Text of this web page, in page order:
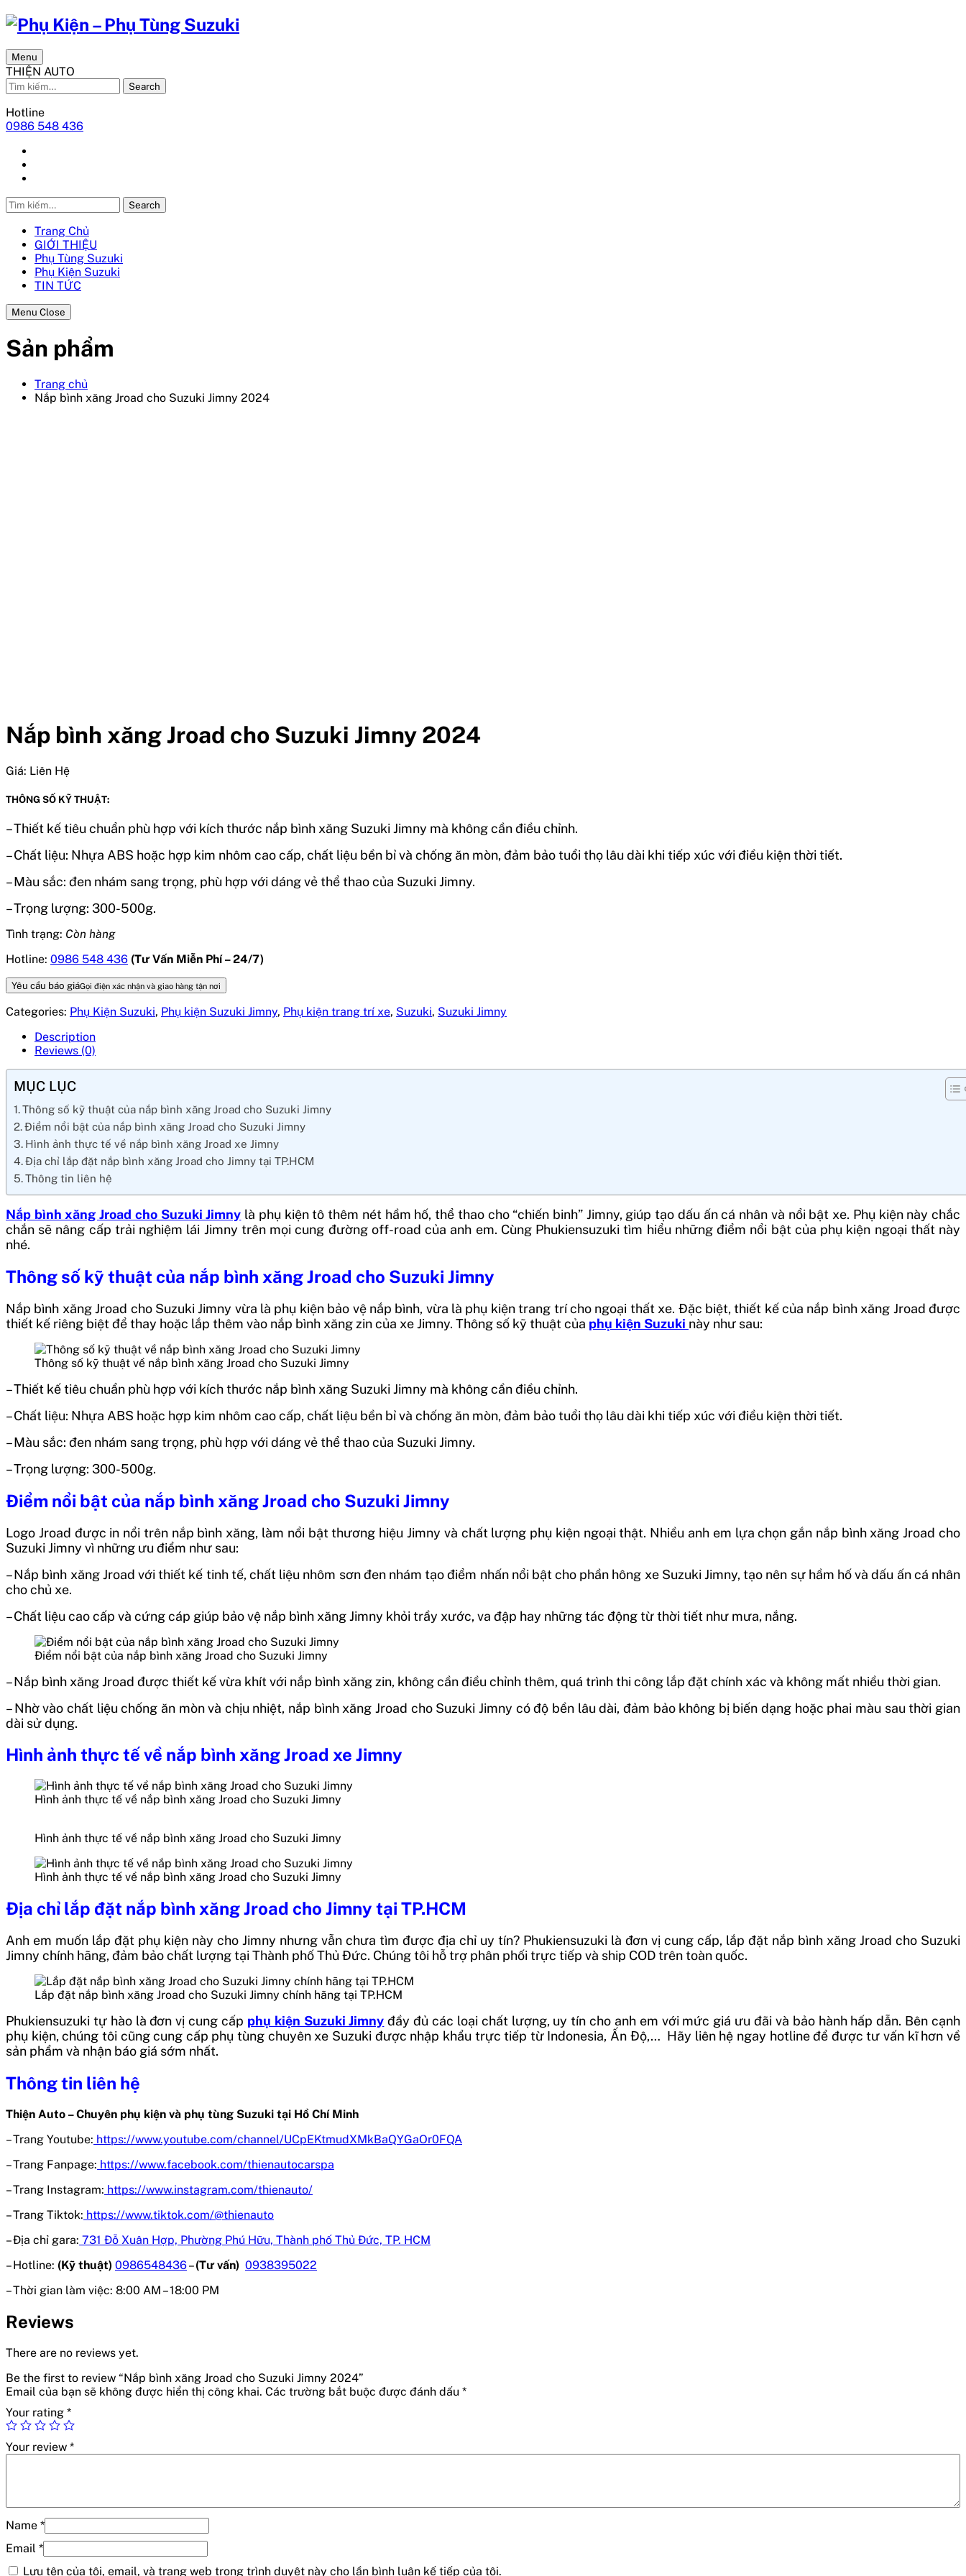
Menu
THIỆN AUTO
Search
Hotline
0986 548 436
Search
Trang Chủ
GIỚI THIỆU
Phụ Tùng Suzuki
Phụ Kiện Suzuki
TIN TỨC
Menu Close
Sản phẩm
Trang chủ
Nắp bình xăng Jroad cho Suzuki Jimny 2024
Nắp bình xăng Jroad cho Suzuki Jimny 2024
Giá: Liên Hệ
THÔNG SỐ KỸ THUẬT:
– Thiết kế tiêu chuẩn phù hợp với kích thước nắp bình xăng Suzuki Jimny mà không cần điều chỉnh.
– Chất liệu: Nhựa ABS hoặc hợp kim nhôm cao cấp, chất liệu bền bỉ và chống ăn mòn, đảm bảo tuổi thọ lâu dài khi tiếp xúc với điều kiện thời tiết.
– Màu sắc: đen nhám sang trọng, phù hợp với dáng vẻ thể thao của Suzuki Jimny.
– Trọng lượng: 300-500g.
Tình trạng: Còn hàng
Hotline: 0986 548 436 (Tư Vấn Miễn Phí – 24/7)
Yêu cầu báo giáGọi điện xác nhận và giao hàng tận nơi
Categories: Phụ Kiện Suzuki, Phụ kiện Suzuki Jimny, Phụ kiện trang trí xe, Suzuki, Suzuki Jimny
Description
Reviews (0)
MỤC LỤC
Thông số kỹ thuật của nắp bình xăng Jroad cho Suzuki Jimny
Điểm nổi bật của nắp bình xăng Jroad cho Suzuki Jimny
Hình ảnh thực tế về nắp bình xăng Jroad xe Jimny
Địa chỉ lắp đặt nắp bình xăng Jroad cho Jimny tại TP.HCM
Thông tin liên hệ
Nắp bình xăng Jroad cho Suzuki Jimny là phụ kiện tô thêm nét hầm hố, thể thao cho “chiến binh” Jimny, giúp tạo dấu ấn cá nhân và nổi bật xe. Phụ kiện này chắc
chắn sẽ nâng cấp trải nghiệm lái Jimny trên mọi cung đường off-road của anh em. Cùng Phukiensuzuki tìm hiểu những điểm nổi bật của phụ kiện ngoại thất này
nhé.
Thông số kỹ thuật của nắp bình xăng Jroad cho Suzuki Jimny
Nắp bình xăng Jroad cho Suzuki Jimny vừa là phụ kiện bảo vệ nắp bình, vừa là phụ kiện trang trí cho ngoại thất xe. Đặc biệt, thiết kế của nắp bình xăng Jroad được
thiết kế riêng biệt để thay hoặc lắp thêm vào nắp bình xăng zin của xe Jimny. Thông số kỹ thuật của phụ kiện Suzuki này như sau:
Thông số kỹ thuật về nắp bình xăng Jroad cho Suzuki Jimny
– Thiết kế tiêu chuẩn phù hợp với kích thước nắp bình xăng Suzuki Jimny mà không cần điều chỉnh.
– Chất liệu: Nhựa ABS hoặc hợp kim nhôm cao cấp, chất liệu bền bỉ và chống ăn mòn, đảm bảo tuổi thọ lâu dài khi tiếp xúc với điều kiện thời tiết.
– Màu sắc: đen nhám sang trọng, phù hợp với dáng vẻ thể thao của Suzuki Jimny.
– Trọng lượng: 300-500g.
Điểm nổi bật của nắp bình xăng Jroad cho Suzuki Jimny
Logo Jroad được in nổi trên nắp bình xăng, làm nổi bật thương hiệu Jimny và chất lượng phụ kiện ngoại thật. Nhiều anh em lựa chọn gắn nắp bình xăng Jroad cho
Suzuki Jimny vì những ưu điểm như sau:
– Nắp bình xăng Jroad với thiết kế tinh tế, chất liệu nhôm sơn đen nhám tạo điểm nhấn nổi bật cho phần hông xe Suzuki Jimny, tạo nên sự hầm hố và dấu ấn cá nhân
cho chủ xe.
– Chất liệu cao cấp và cứng cáp giúp bảo vệ nắp bình xăng Jimny khỏi trầy xước, va đập hay những tác động từ thời tiết như mưa, nắng.
Điểm nổi bật của nắp bình xăng Jroad cho Suzuki Jimny
– Nắp bình xăng Jroad được thiết kế vừa khít với nắp bình xăng zin, không cần điều chỉnh thêm, quá trình thi công lắp đặt chính xác và không mất nhiều thời gian.
– Nhờ vào chất liệu chống ăn mòn và chịu nhiệt, nắp bình xăng Jroad cho Suzuki Jimny có độ bền lâu dài, đảm bảo không bị biến dạng hoặc phai màu sau thời gian
dài sử dụng.
Hình ảnh thực tế về nắp bình xăng Jroad xe Jimny
Hình ảnh thực tế về nắp bình xăng Jroad cho Suzuki Jimny
Hình ảnh thực tế về nắp bình xăng Jroad cho Suzuki Jimny
Hình ảnh thực tế về nắp bình xăng Jroad cho Suzuki Jimny
Địa chỉ lắp đặt nắp bình xăng Jroad cho Jimny tại TP.HCM
Anh em muốn lắp đặt phụ kiện này cho Jimny nhưng vẫn chưa tìm được địa chỉ uy tín? Phukiensuzuki là đơn vị cung cấp, lắp đặt nắp bình xăng Jroad cho Suzuki
Jimny chính hãng, đảm bảo chất lượng tại Thành phố Thủ Đức. Chúng tôi hỗ trợ phân phối trực tiếp và ship COD trên toàn quốc.
Lắp đặt nắp bình xăng Jroad cho Suzuki Jimny chính hãng tại TP.HCM
Phukiensuzuki tự hào là đơn vị cung cấp phụ kiện Suzuki Jimny đầy đủ các loại chất lượng, uy tín cho anh em với mức giá ưu đãi và bảo hành hấp dẫn. Bên cạnh
phụ kiện, chúng tôi cũng cung cấp phụ tùng chuyên xe Suzuki được nhập khẩu trực tiếp từ Indonesia, Ấn Độ,… Hãy liên hệ ngay hotline để được tư vấn kĩ hơn về
sản phẩm và nhận báo giá sớm nhất.
Thông tin liên hệ
Thiện Auto – Chuyên phụ kiện và phụ tùng Suzuki tại Hồ Chí Minh
– Trang Youtube: https://www.youtube.com/channel/UCpEKtmudXMkBaQYGaOr0FQA
– Trang Fanpage: https://www.facebook.com/thienautocarspa
– Trang Instagram: https://www.instagram.com/thienauto/
– Trang Tiktok: https://www.tiktok.com/@thienauto
– Địa chỉ gara: 731 Đỗ Xuân Hợp, Phường Phú Hữu, Thành phố Thủ Đức, TP. HCM
– Hotline: (Kỹ thuật) 0986548436–(Tư vấn) 0938395022
– Thời gian làm việc: 8:00 AM – 18:00 PM
Reviews
There are no reviews yet.
Be the first to review “Nắp bình xăng Jroad cho Suzuki Jimny 2024”
Email của bạn sẽ không được hiển thị công khai. Các trường bắt buộc được đánh dấu *
Your rating *
Your review *
Name *
Email *
Lưu tên của tôi, email, và trang web trong trình duyệt này cho lần bình luận kế tiếp của tôi.